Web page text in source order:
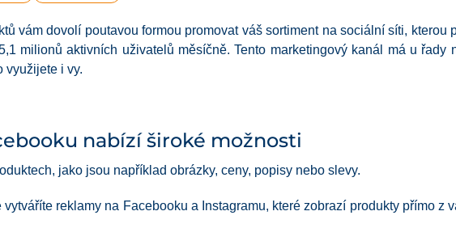
vám dovolí poutavou formou promovat váš sortiment na sociální síti, kterou
milionů aktivních uživatelů měsíčně. Tento marketingový kanál má u řady
využijete i vy.
nabízí široké možnosti
jako jsou například obrázky, ceny, popisy nebo slevy.
reklamy na Facebooku a Instagramu, které zobrazí produkty přímo z